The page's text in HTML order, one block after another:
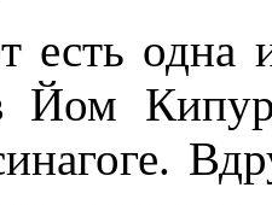
есть одна
Кипур